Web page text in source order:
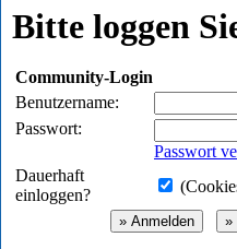
Bitte loggen
Community-Login
Benutzername:
Passwort:
Passwort
Dauerhaft
einloggen?